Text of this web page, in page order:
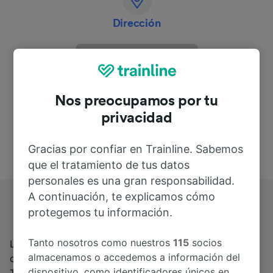
Dirección
Spain
Estación de tren de Alcover
La estación de tren de Alcover se encuentra al este
del municipio del mismo nombre en la provincia de
Nos preocupamos por tu
privacidad
Gracias por confiar en Trainline. Sabemos
que el tratamiento de tus datos
personales es una gran responsabilidad.
A continuación, te explicamos cómo
protegemos tu información.
Tanto nosotros como nuestros115 socios
almacenamos o accedemos a información del